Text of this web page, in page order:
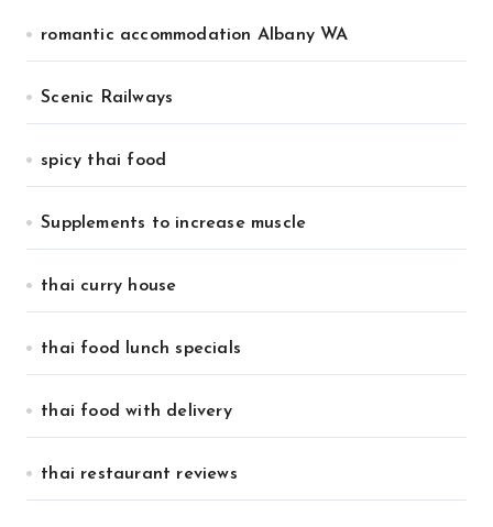
romantic accommodation Albany WA
Scenic Railways
spicy thai food
Supplements to increase muscle
thai curry house
thai food lunch specials
thai food with delivery
thai restaurant reviews